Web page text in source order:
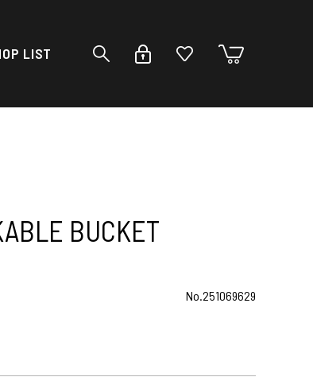
LIST
BUCKET
No.251069629